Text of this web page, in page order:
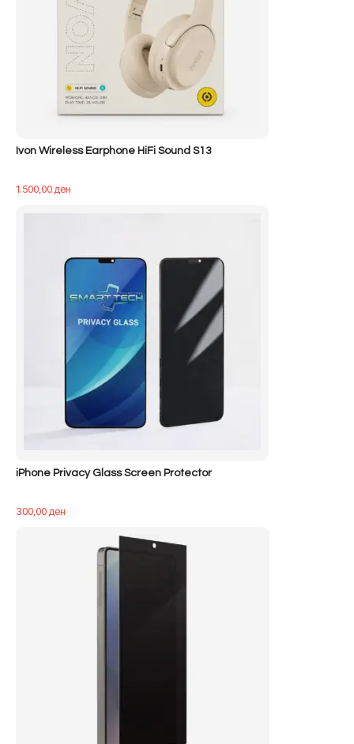
Ivon Wireless Earphone HiFi Sound S13
1.500,00ден
iPhone Privacy Glass Screen Protector
300,00ден